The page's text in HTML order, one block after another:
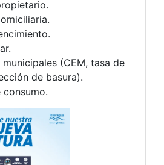
municipales (CEM, tasa de
de basura).